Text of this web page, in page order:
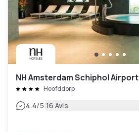
NH Amsterdam Schiphol Airport
Hoofddorp
4.4/5|16 Avis